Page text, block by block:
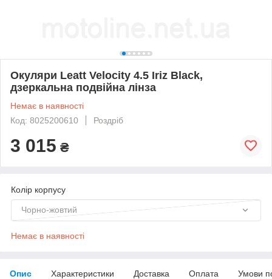
Окуляри Leatt Velocity 4.5 Iriz Black,
дзеркальна подвійна лінза
Немає в наявності
Код: 8025200610
Роздріб
3 015 ₴
Колір корпусу
Чорно-жовтий
Немає в наявності
Опис Характеристики Доставка Оплата Умови